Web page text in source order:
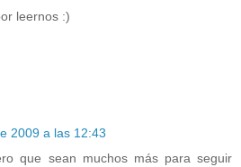
leernos :)
2009 a las 12:43
que sean muchos más para seguir